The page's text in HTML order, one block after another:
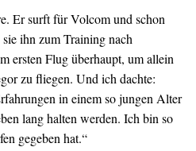
Er surft für Volcom und schon
ihn zum Training nach
ersten Flug überhaupt, um allein
zu fliegen. Und ich dachte:
in einem so jungen Alter
lang halten werden. Ich bin so
gegeben hat.“